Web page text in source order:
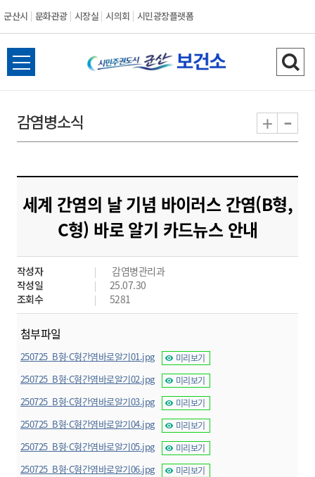
군산시 문화관광 시장실 시의회 시민광장플랫폼
군
산
전
체
뉴
열
검
색
기
감염병소식 + -
세계 간염의 날 기념 바이러스 간염(B형,
C형) 바로 알기 카드뉴스 안내
작성자
감염병관리과
작성일
25.07.30
조회수
5281
첨부파일
250725_B형·C형간염바로알기01.jpg 미리보기
250725_B형·C형간염바로알기02.jpg 미리보기
250725_B형·C형간염바로알기03.jpg 미리보기
250725_B형·C형간염바로알기04.jpg 미리보기
250725_B형·C형간염바로알기05.jpg 미리보기
250725_B형·C형간염바로알기06.jpg 미리보기